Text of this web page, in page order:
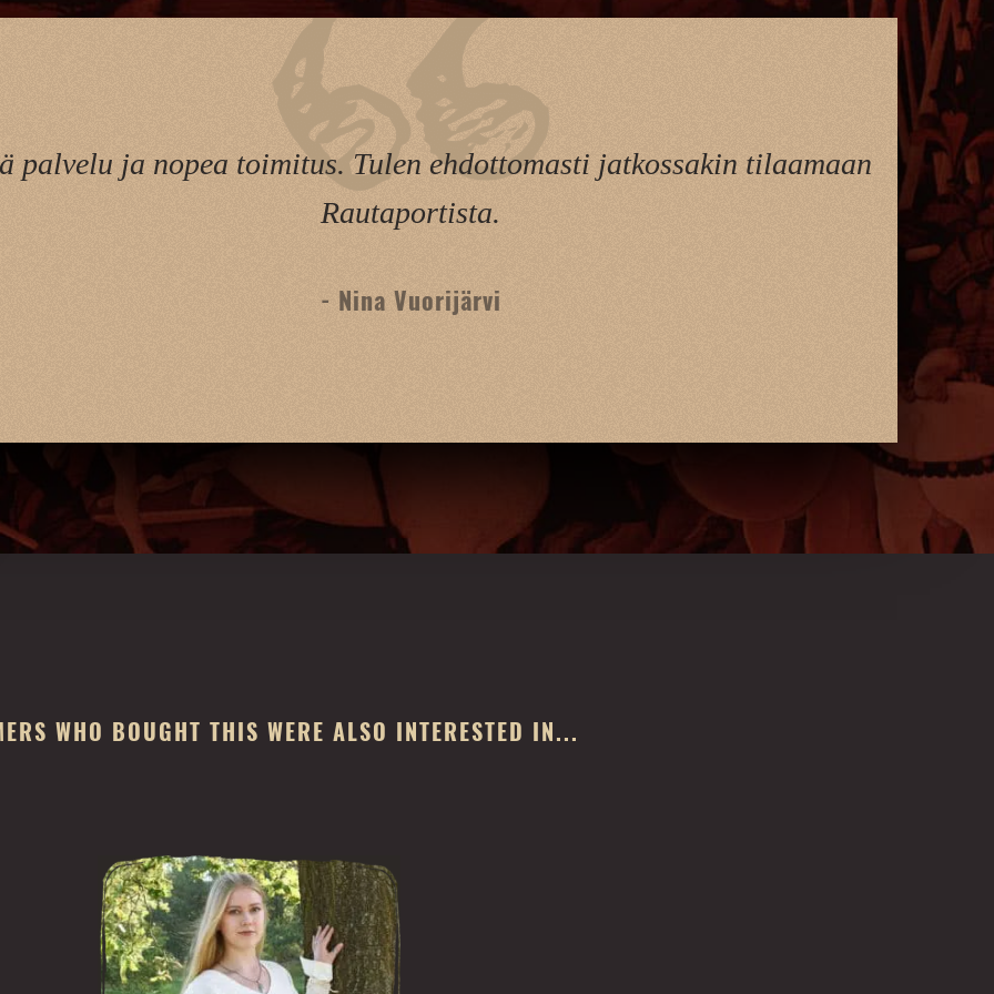
palvelu ja nopea toimitus. Tulen ehdottomasti jatkossakin tilaamaan
Rautaportista.
- Nina Vuorijärvi
WHO BOUGHT THIS WERE ALSO INTERESTED IN...